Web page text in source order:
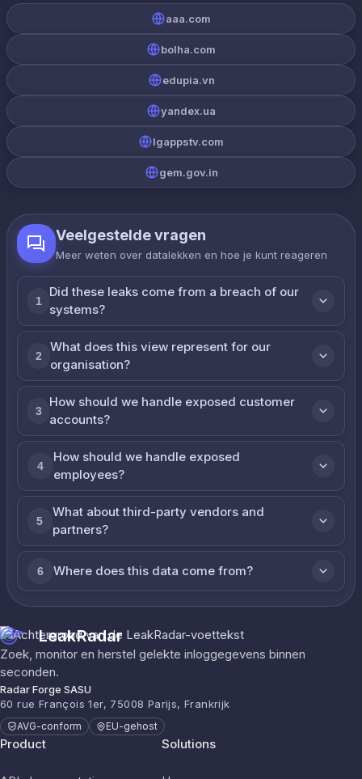
aaa.com
bolha.com
edupia.vn
yandex.ua
lgappstv.com
gem.gov.in
Veelgestelde vragen
Meer weten over datalekken en hoe je kunt reageren
1
Did these leaks come from a breach of our
systems?
2
What does this view represent for our
organisation?
3
How should we handle exposed customer
accounts?
4
How should we handle exposed
employees?
5
What about third-party vendors and
partners?
6 Where does this data come from?
LeakRadar
Zoek, monitor en herstel gelekte inloggegevens binnen
seconden.
Radar Forge SASU
60 rue François 1er, 75008 Parijs, Frankrijk
AVG-conform EU-gehost
Product Solutions